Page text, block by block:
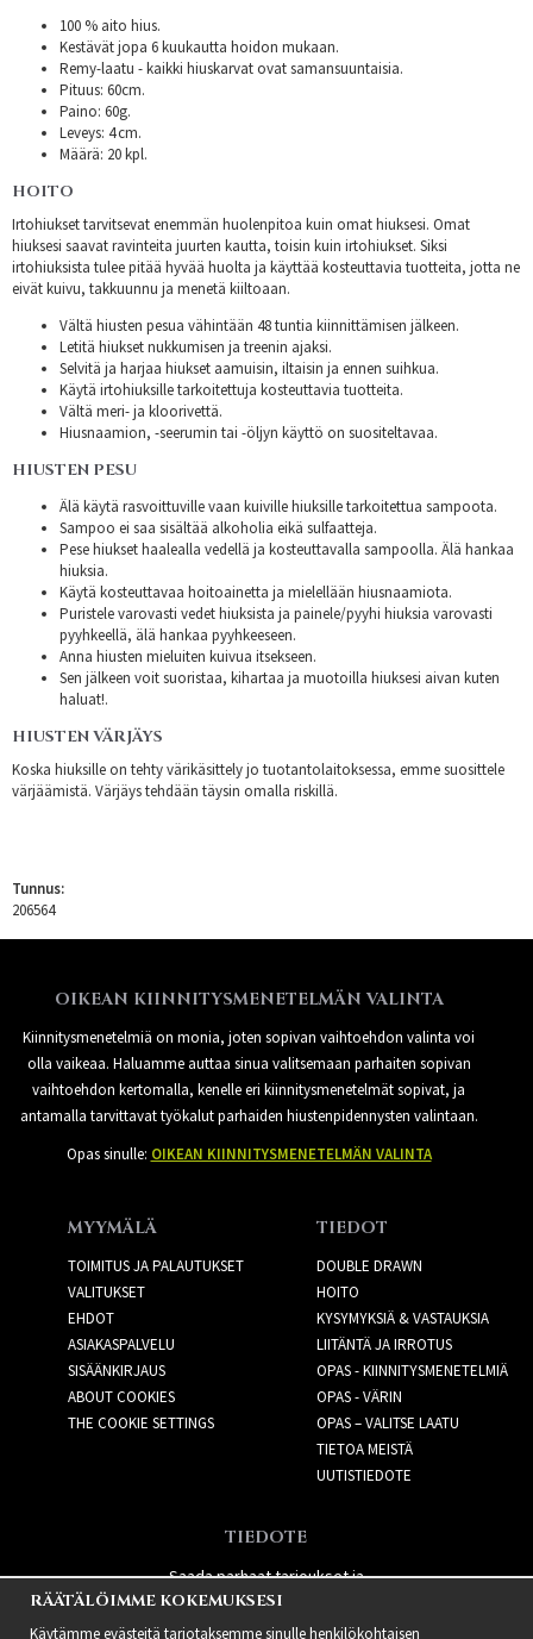
100 % aito hius.
Kestävät jopa 6 kuukautta hoidon mukaan.
Remy-laatu - kaikki hiuskarvat ovat samansuuntaisia.
Pituus: 60cm.
Paino: 60g.
Leveys: 4 cm.
Määrä: 20 kpl.
HOITO
Irtohiukset tarvitsevat enemmän huolenpitoa kuin omat hiuksesi. Omat
hiuksesi saavat ravinteita juurten kautta, toisin kuin irtohiukset. Siksi
irtohiuksista tulee pitää hyvää huolta ja käyttää kosteuttavia tuotteita, jotta ne
eivät kuivu, takkuunnu ja menetä kiiltoaan.
Vältä hiusten pesua vähintään 48 tuntia kiinnittämisen jälkeen.
Letitä hiukset nukkumisen ja treenin ajaksi.
Selvitä ja harjaa hiukset aamuisin, iltaisin ja ennen suihkua.
Käytä irtohiuksille tarkoitettuja kosteuttavia tuotteita.
Vältä meri- ja kloorivettä.
Hiusnaamion, -seerumin tai -öljyn käyttö on suositeltavaa.
HIUSTEN PESU
Älä käytä rasvoittuville vaan kuiville hiuksille tarkoitettua sampoota.
Sampoo ei saa sisältää alkoholia eikä sulfaatteja.
Pese hiukset haalealla vedellä ja kosteuttavalla sampoolla. Älä hankaa
hiuksia.
Käytä kosteuttavaa hoitoainetta ja mielellään hiusnaamiota.
Puristele varovasti vedet hiuksista ja painele/pyyhi hiuksia varovasti
pyyhkeellä, älä hankaa pyyhkeeseen.
Anna hiusten mieluiten kuivua itsekseen.
Sen jälkeen voit suoristaa, kihartaa ja muotoilla hiuksesi aivan kuten
haluat!.
HIUSTEN VÄRJÄYS
Koska hiuksille on tehty värikäsittely jo tuotantolaitoksessa, emme suosittele
värjäämistä. Värjäys tehdään täysin omalla riskillä.
Tunnus:
206564
OIKEAN KIINNITYSMENETELMÄN VALINTA
Kiinnitysmenetelmiä on monia, joten sopivan vaihtoehdon valinta voi
olla vaikeaa. Haluamme auttaa sinua valitsemaan parhaiten sopivan
vaihtoehdon kertomalla, kenelle eri kiinnitysmenetelmät sopivat, ja
antamalla tarvittavat työkalut parhaiden hiustenpidennysten valintaan.
Opas sinulle: OIKEAN KIINNITYSMENETELMÄN VALINTA
MYYMÄLÄ
TOIMITUS JA PALAUTUKSET
VALITUKSET
EHDOT
ASIAKASPALVELU
SISÄÄNKIRJAUS
ABOUT COOKIES
THE COOKIE SETTINGS
TIEDOT
DOUBLE DRAWN
HOITO
KYSYMYKSIÄ & VASTAUKSIA
LIITÄNTÄ JA IRROTUS
OPAS - KIINNITYSMENETELMIÄ
OPAS - VÄRIN
OPAS – VALITSE LAATU
TIETOA MEISTÄ
UUTISTIEDOTE
TIEDOTE
Saada parhaat tarjoukset ja
uusia tuotteita!
RÄÄTÄLÖIMME KOKEMUKSESI
Käytämme evästeitä tarjotaksemme sinulle henkilökohtaisen